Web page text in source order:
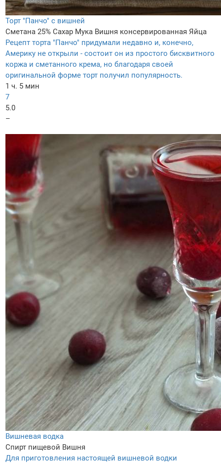
Торт "Панчо" с вишней
Сметана 25% Сахар Мука Вишня консервированная Яйца
Рецепт торта "Панчо" придумали недавно и, конечно,
Америку не открыли - состоит он из простого бисквитного
коржа и сметанного крема, но благодаря своей
оригинальной форме торт получил популярность.
1 ч. 5 мин
7
5.0
–
Вишневая водка
Спирт пищевой Вишня
Для приготовления настоящей вишневой водки